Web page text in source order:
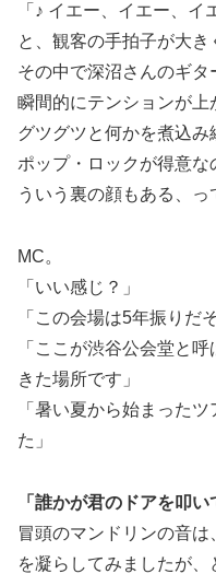
「♪ イエー、イエー、
と、観客の手拍子が大き
その中で深沼さんのギタ
瞬間的にテンションが上
グツグツと何かを煮込み
ポップ・ロックが得意な
ういう裏の顔もある、っ
MC。
「いい感じ？」
「この会場は5年振りだ
「ここが渋谷公会堂と
きた場所です」
「暑い夏から始まった
た」
「誰かが君のドアを叩い
冒頭のマンドリンの音
を凝らしてみましたが、